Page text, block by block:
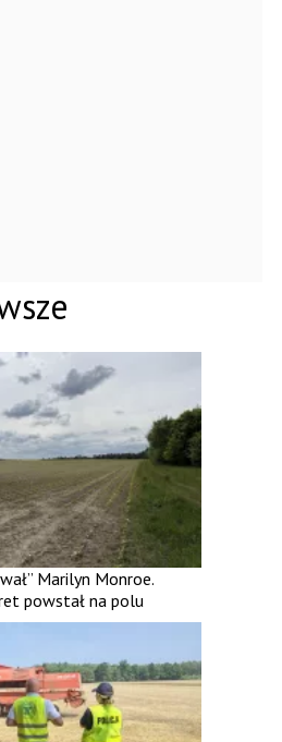
Marilyn Monroe.
powstał na polu